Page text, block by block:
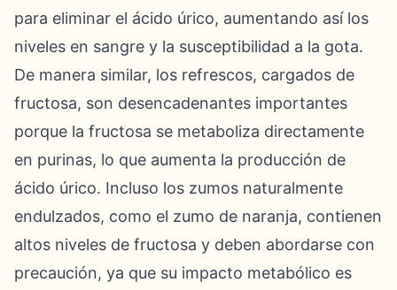
para eliminar el ácido úrico, aumentando así los
niveles en sangre y la susceptibilidad a la gota.
De manera similar, los refrescos, cargados de
fructosa, son desencadenantes importantes
porque la fructosa se metaboliza directamente
en purinas, lo que aumenta la producción de
ácido úrico. Incluso los zumos naturalmente
endulzados, como el zumo de naranja, contienen
altos niveles de fructosa y deben abordarse con
precaución, ya que su impacto metabólico es